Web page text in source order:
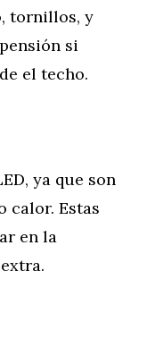
tornillos, y
si
el techo.
ya que son
calor. Estas
en la